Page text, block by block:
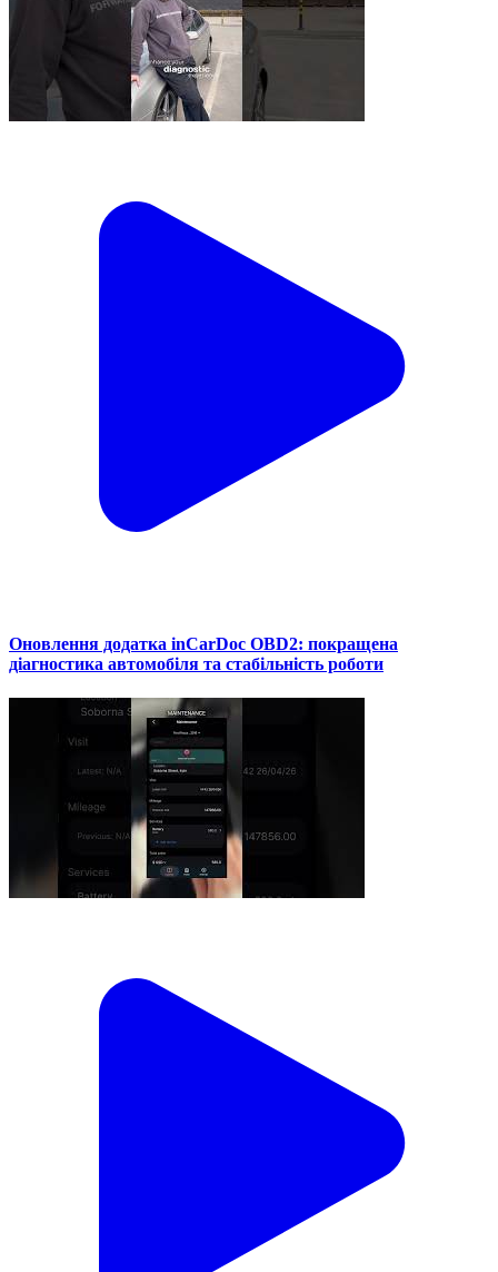
Оновлення додатка inCarDoc OBD2: покращена
діагностика автомобіля та стабільність роботи